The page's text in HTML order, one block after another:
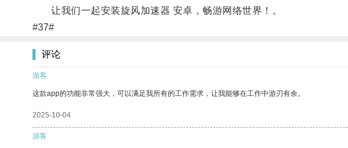
让我们一起安装旋风加速器 安卓，畅游网络世界！。
#37#
评论
游客
这款app的功能非常强大，可以满足我所有的工作需求，让我能够在工作中游刃有余。
2025-10-04
游客